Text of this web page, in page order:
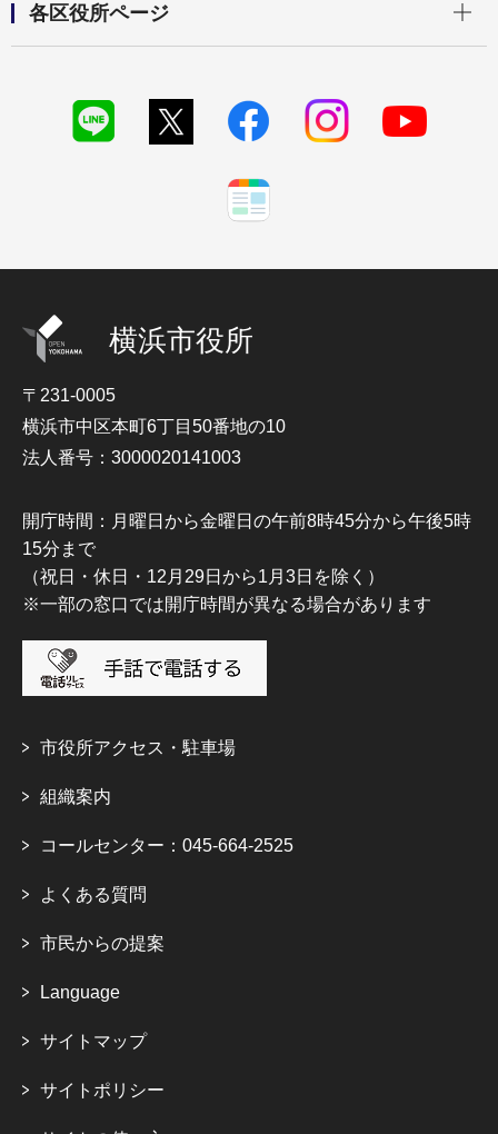
各区役所ページ
横浜市役所
〒231-0005
横浜市中区本町6丁目50番地の10
法人番号：3000020141003
開庁時間：月曜日から金曜日の午前8時45分から午後5時
15分まで
（祝日・休日・12月29日から1月3日を除く）
※一部の窓口では開庁時間が異なる場合があります
市役所アクセス・駐車場
組織案内
コールセンター：045-664-2525
よくある質問
市民からの提案
Language
サイトマップ
サイトポリシー